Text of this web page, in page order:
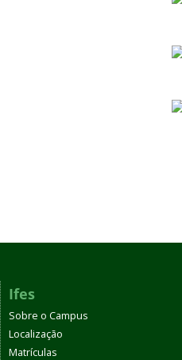
Ifes
Sobre o Campus
Localização
Matrículas